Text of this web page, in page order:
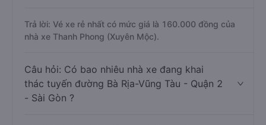
Trả lời: Vé xe rẻ nhất có mức giá là 160.000 đồng của
nhà xe Thanh Phong (Xuyên Mộc).
Câu hỏi: Có bao nhiêu nhà xe đang khai
thác tuyến đường Bà Rịa-Vũng Tàu - Quận 2
- Sài Gòn ?